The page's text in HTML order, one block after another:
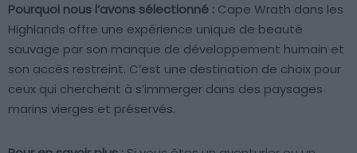
Pourquoi nous l’avons sélectionné : Cape Wrath dans les
Highlands offre une expérience unique de beauté
sauvage par son manque de développement humain et
son accès restreint. C’est une destination de choix pour
ceux qui cherchent à s’immerger dans des paysages
marins vierges et préservés.